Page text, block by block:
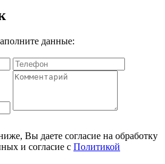
данные:
Вы даете согласие на обработку
и согласие с Политикой